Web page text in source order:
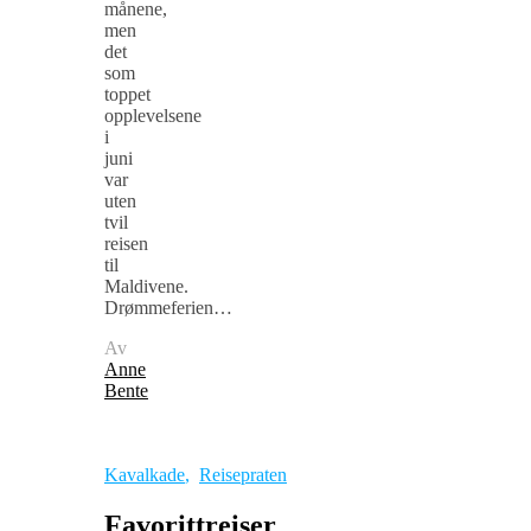
månene,
men
det
som
toppet
opplevelsene
i
juni
var
uten
tvil
reisen
til
Maldivene.
Drømmeferien…
Av
Anne
Bente
Kavalkade, Reisepraten